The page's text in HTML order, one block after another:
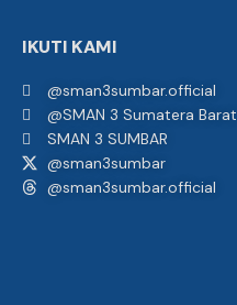
IKUTI KAMI
@sman3sumbar.official
@SMAN 3 Sumatera Barat
SMAN 3 SUMBAR
@sman3sumbar
@sman3sumbar.official